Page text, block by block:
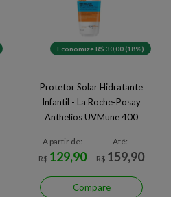
Economize R$ 30,00 (18%)
Protetor Solar Hidratante
Infantil - La Roche-Posay
Anthelios UVMune 400
75ml
A partir de:
R$ 129,90
Até:
R$ 159,90
Compare